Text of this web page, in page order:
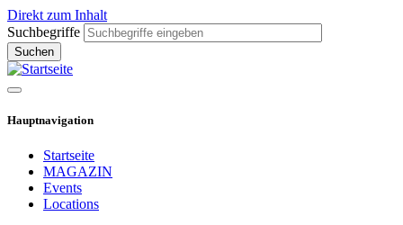
Direkt zum Inhalt
Suchbegriffe
Hauptnavigation
Startseite
MAGAZIN
Events
Locations